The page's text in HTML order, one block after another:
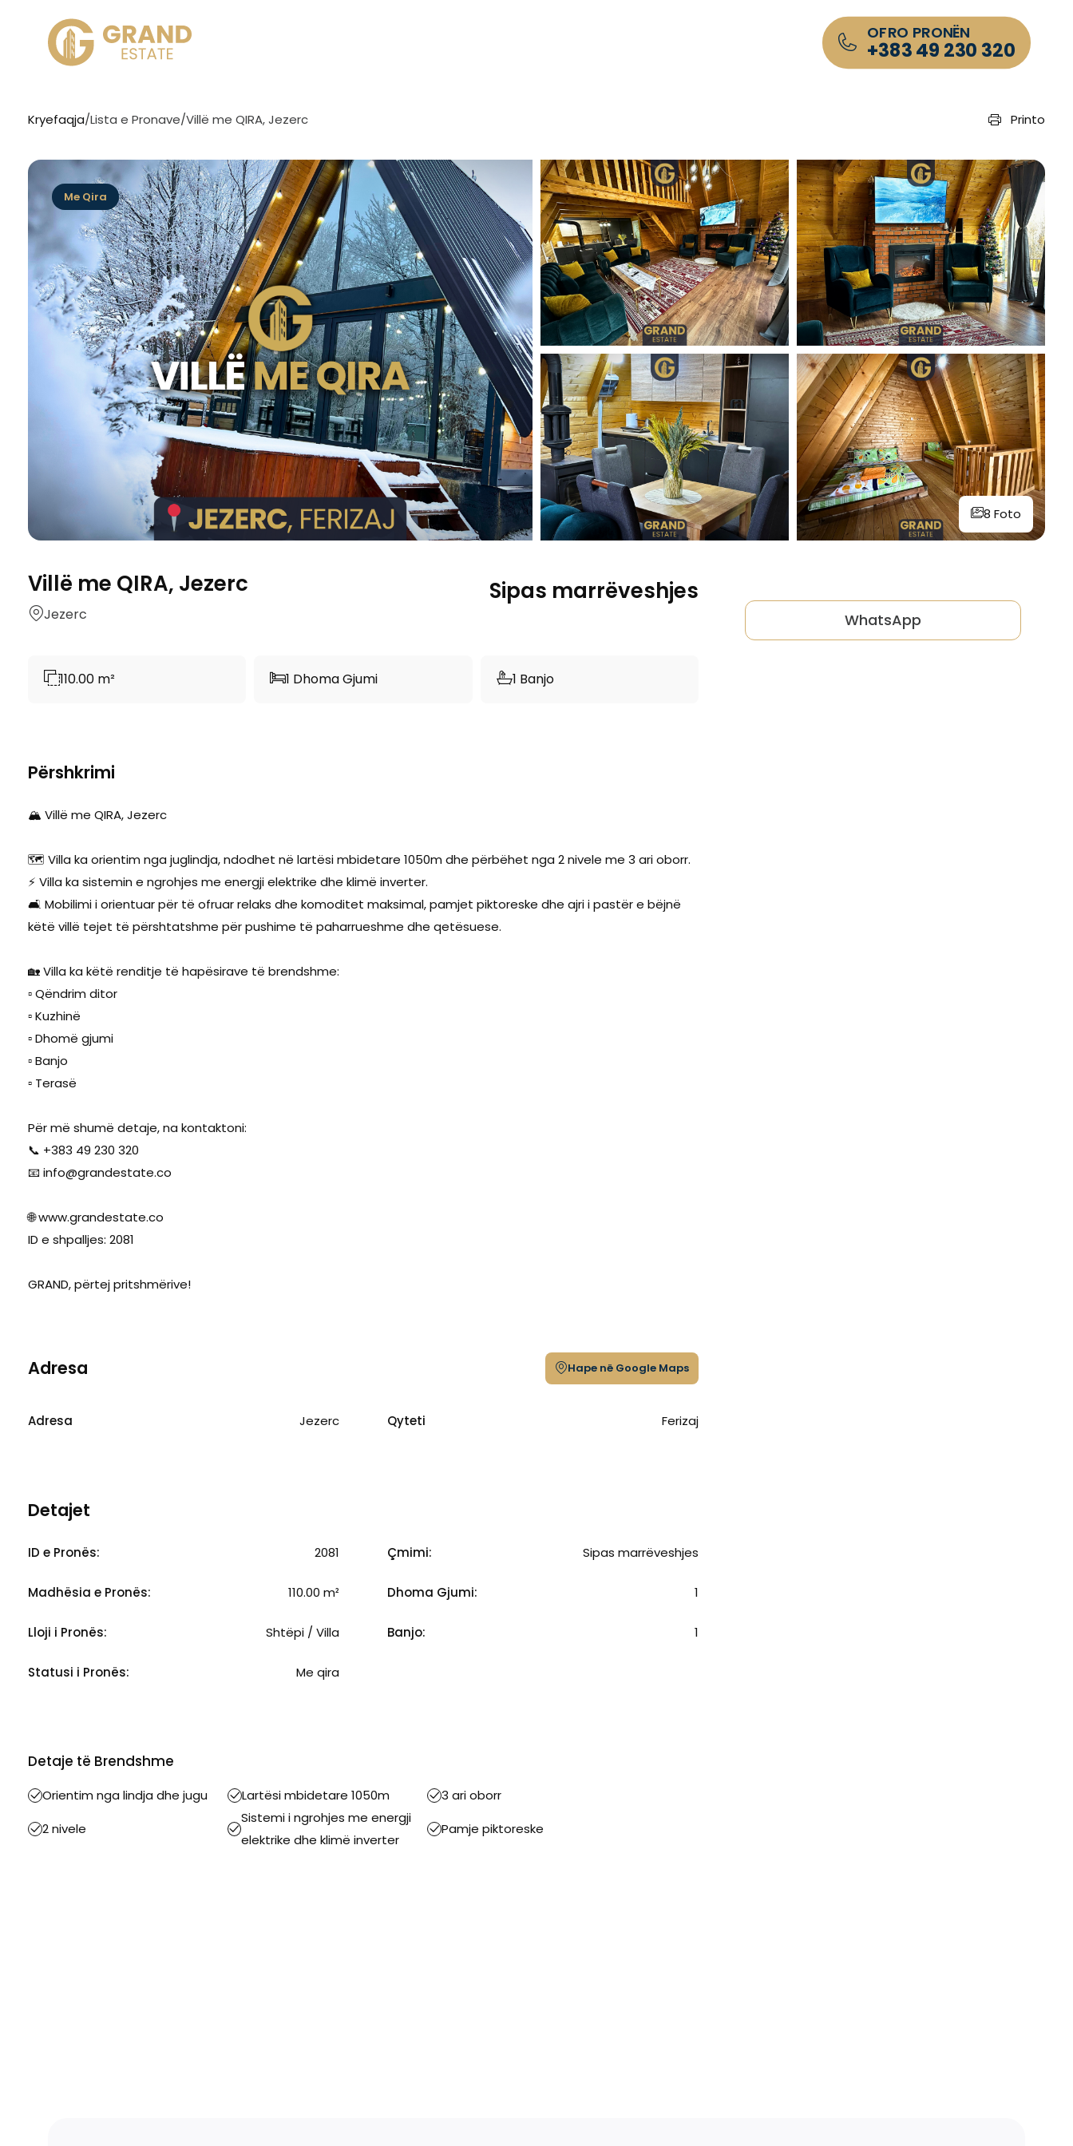
OFRO PRONËN
+383 49 230 320
Kryefaqja/Lista e Pronave/Villë me QIRA, Jezerc Printo
Me Qira
8 Foto
Villë me QIRA, Jezerc
Jezerc
Sipas marrëveshjes
110.00 m² 1 Dhoma Gjumi 1 Banjo
Përshkrimi
🏔️ Villë me QIRA, Jezerc
🗺️ Villa ka orientim nga juglindja, ndodhet në lartësi mbidetare 1050m dhe përbëhet nga 2 nivele me 3 ari oborr.
⚡ Villa ka sistemin e ngrohjes me energji elektrike dhe klimë inverter.
🛋️ Mobilimi i orientuar për të ofruar relaks dhe komoditet maksimal, pamjet piktoreske dhe ajri i pastër e bëjnë
këtë villë tejet të përshtatshme për pushime të paharrueshme dhe qetësuese.
🏡 Villa ka këtë renditje të hapësirave të brendshme:
▫️ Qëndrim ditor
▫️ Kuzhinë
▫️ Dhomë gjumi
▫️ Banjo
▫️ Terasë
Për më shumë detaje, na kontaktoni:
📞 +383 49 230 320
📧 info@grandestate.co
🌐 www.grandestate.co
ID e shpalljes: 2081
GRAND, përtej pritshmërive!
Adresa Hape në Google Maps
Adresa Jezerc Qyteti Ferizaj
Detajet
ID e Pronës: 2081 Çmimi: Sipas marrëveshjes
Madhësia e Pronës: 110.00 m² Dhoma Gjumi: 1
Lloji i Pronës: Shtëpi / Villa Banjo: 1
Statusi i Pronës: Me qira
Detaje të Brendshme
Orientim nga lindja dhe jugu Lartësi mbidetare 1050m
3 ari oborr
2 nivele
Sistemi i ngrohjes me energji
elektrike dhe klimë inverter
Pamje piktoreske
WhatsApp